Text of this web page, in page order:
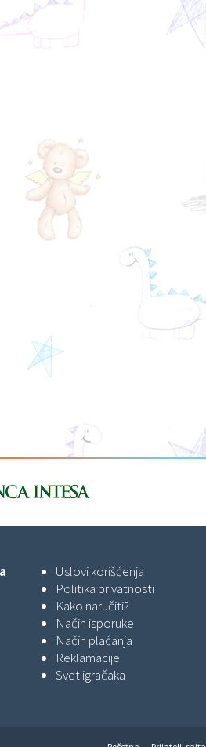
Uslovi korišćenja
Politika privatnosti
Kako naručiti?
Način isporuke
Način plaćanja
Reklamacije
Svet igračaka